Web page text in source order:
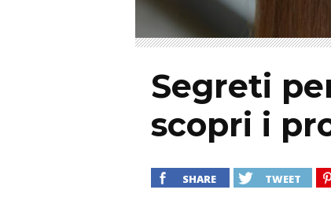
Segreti
scopri i
SHARE TWEET